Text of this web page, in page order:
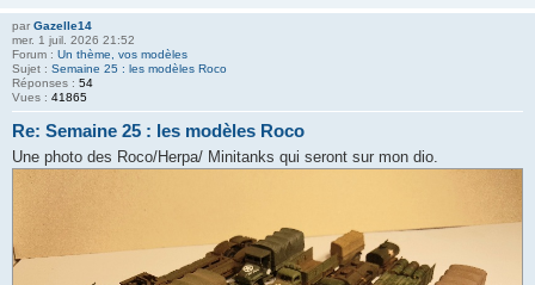
par Gazelle14
mer. 1 juil. 2026 21:52
Forum : Un thème, vos modèles
Sujet : Semaine 25 : les modèles Roco
Réponses : 54
Vues : 41865
Re: Semaine 25 : les modèles Roco
Une photo des Roco/Herpa/ Minitanks qui seront sur mon dio.